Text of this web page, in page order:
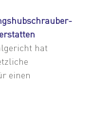
hat
einen